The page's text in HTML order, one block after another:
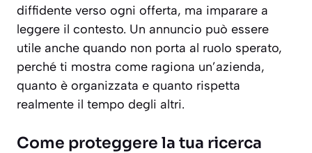
diffidente verso ogni offerta, ma imparare a
leggere il contesto. Un annuncio può essere
utile anche quando non porta al ruolo sperato,
perché ti mostra come ragiona un’azienda,
quanto è organizzata e quanto rispetta
realmente il tempo degli altri.
Come proteggere la tua ricerca